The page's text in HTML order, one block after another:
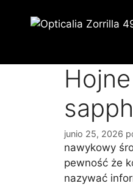
junio 25, 2026
nawykowy
pewność że
nazywać